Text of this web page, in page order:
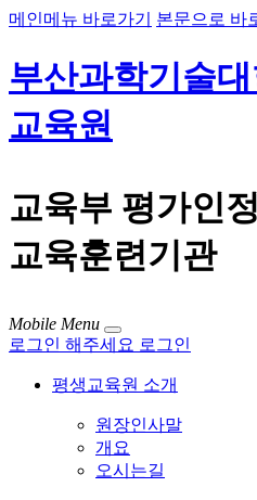
메인메뉴 바로가기 본문으로 바
부산과학기술
교육원
교육부 평가인
교육훈련기관
Mobile Menu
로그인 해주세요 로그인
평생교육원 소개
원장인사말
개요
오시는길